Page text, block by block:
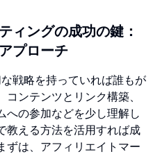
ィングの成功の鍵：
プローチ
戦略を持っていれば誰もが
ンテンツとリンク構築、
への参加などを少し理解し
教える方法を活用すれば成
ずは、アフィリエイトマー